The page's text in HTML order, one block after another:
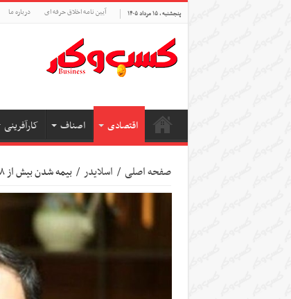
پنجشنبه , ۱۵ مرداد ۱۴۰۵ آیین نامه اخلاق حرفه ای درباره ما
اقتصادی اصناف کارآفرینی
صفحه اصلی / اسلایدر / بیمه شدن بیش از ۶۳۸ هزار نفر در بخش مشاغل آزاد جدید در سال ۱۴۰۱